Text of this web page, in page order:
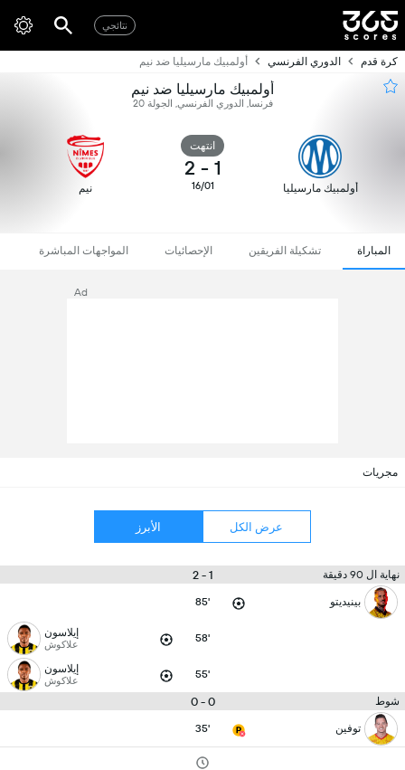
نتائجي
كرة قدم الدوري الفرنسي أولمبيك مارسيليا ضد نيم
أولمبيك مارسيليا ضد نيم
فرنسا, الدوري الفرنسي, الجولة 20
أولمبيك مارسيليا
انتهت
1
-
2
16/01 نيم
المباراة تشكيلة الفريقين الإحصائيات المواجهات المباشرة
Ad
مجريات
عرض الكل الأبرز
نهاية ال 90 دقيقة 1 - 2
بينيديتو 85'
58' إيلاسون
علاكوش
55' إيلاسون
علاكوش
شوط 0 - 0
توفين 35'